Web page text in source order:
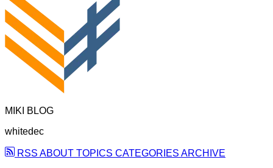
MIKI BLOG
whitedec
RSS ABOUT TOPICS CATEGORIES ARCHIVE